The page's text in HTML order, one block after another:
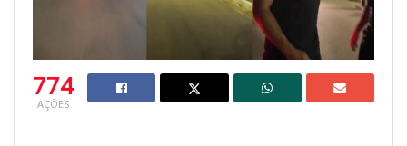
774
AÇÕES